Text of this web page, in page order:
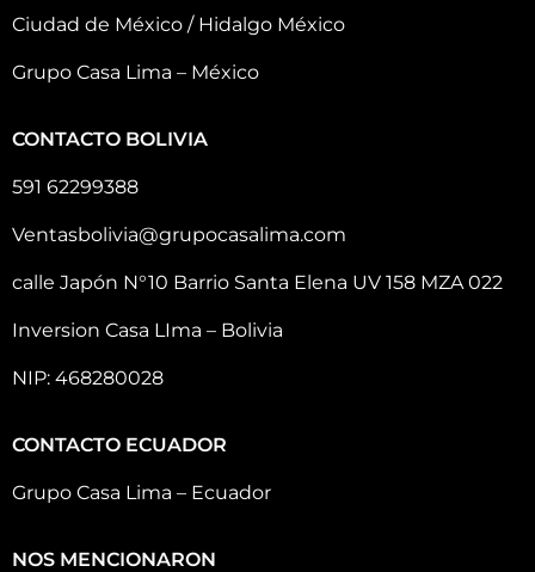
Ciudad de México / Hidalgo México
Grupo Casa Lima – México
CONTACTO BOLIVIA
591 62299388
Ventasbolivia@grupocasalima.com
calle Japón N°10 Barrio Santa Elena UV 158 MZA 022
Inversion Casa LIma – Bolivia
NIP: 468280028
CONTACTO ECUADOR
Grupo Casa Lima – Ecuador
NOS MENCIONARON